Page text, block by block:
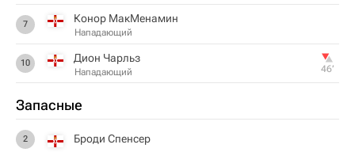
7 Конор МакМенамин
Нападающий
10 Дион Чарльз
Нападающий 46‎’‎
Запасные
2 Броди Спенсер